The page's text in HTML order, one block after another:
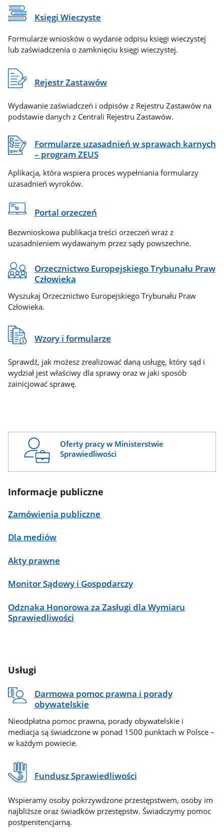
Księgi Wieczyste
Formularze wniosków o wydanie odpisu księgi wieczystej
lub zaświadczenia o zamknięciu księgi wieczystej.
Rejestr Zastawów
Wydawanie zaświadczeń i odpisów z Rejestru Zastawów na
podstawie danych z Centrali Rejestru Zastawów.
Formularze uzasadnień w sprawach karnych
– program ZEUS
Aplikacja, która wspiera proces wypełniania formularzy
uzasadnień wyroków.
Portal orzeczeń
Bezwnioskowa publikacja treści orzeczeń wraz z
uzasadnieniem wydawanym przez sądy powszechne.
Orzecznictwo Europejskiego Trybunału Praw
Człowieka
Wyszukaj Orzecznictwo Europejskiego Trybunału Praw
Człowieka.
Wzory i formularze
Sprawdź, jak możesz zrealizować daną usługę, który sąd i
wydział jest właściwy dla sprawy oraz w jaki sposób
zainicjować sprawę.
Oferty pracy w Ministerstwie
Sprawiedliwości
Informacje publiczne
Zamówienia publiczne
Dla mediów
Akty prawne
Monitor Sądowy i Gospodarczy
Odznaka Honorowa za Zasługi dla Wymiaru
Sprawiedliwości
Usługi
Darmowa pomoc prawna i porady
obywatelskie
Nieodpłatna pomoc prawna, porady obywatelskie i
mediacja są świadczone w ponad 1500 punktach w Polsce –
w każdym powiecie.
Fundusz Sprawiedliwości
Wspieramy osoby pokrzywdzone przestępstwem, osoby im
najbliższe oraz świadków przestępstw. Świadczymy pomoc
postpenitencjarną.